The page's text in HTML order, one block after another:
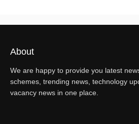
About
We are happy to provide you latest
schemes, trending news, technology
vacancy news in one place.